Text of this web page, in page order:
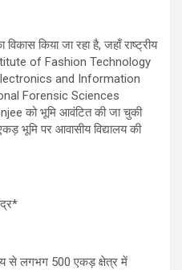
किया जा रहा है, जहाँ राष्ट्रीय
of Fashion Technology
and Information
Forensic Sciences
को भूमि आवंटित की जा चुकी
भूमि पर आवासीय विद्यालय की
से लगभग 500 एकड़ क्षेत्र में